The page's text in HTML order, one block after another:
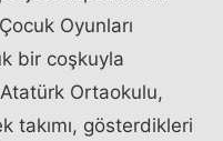
Oyunları
bir coşkuyla
Ortaokulu,
takımı, gösterdikleri